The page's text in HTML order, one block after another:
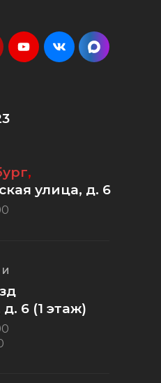
,
улица, д. 6
6 (1 этаж)